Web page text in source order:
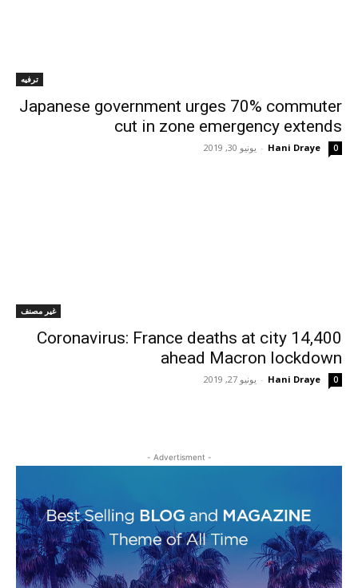
ترفيه
Japanese government urges 70% commuter
cut in zone emergency extends
Hani Draye
- يونيو 30, 2019 0
غير مصنف
Coronavirus: France deaths at city 14,400
ahead Macron lockdown
Hani Draye
- يونيو 27, 2019 0
- Advertisment -